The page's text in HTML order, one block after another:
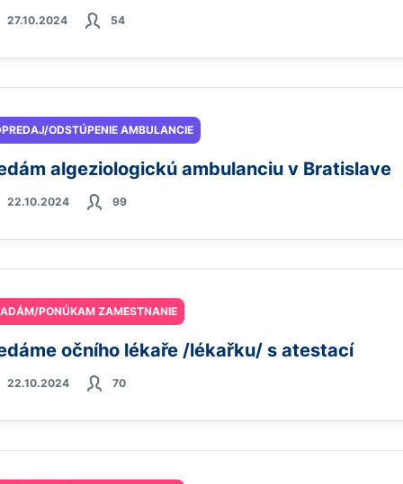
27.10.2024 54
ODSTÚPENIE AMBULANCIE
algeziologickú ambulanciu v Bratislave
22.10.2024 99
PONÚKAM ZAMESTNANIE
očního lékaře /lékařku/ s atestací
22.10.2024 70